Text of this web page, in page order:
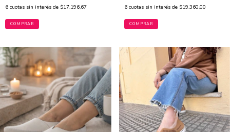
6 cuotas sin interés de $17.196,67
COMPRAR
6 cuotas sin interés de $19.360,00
COMPRAR